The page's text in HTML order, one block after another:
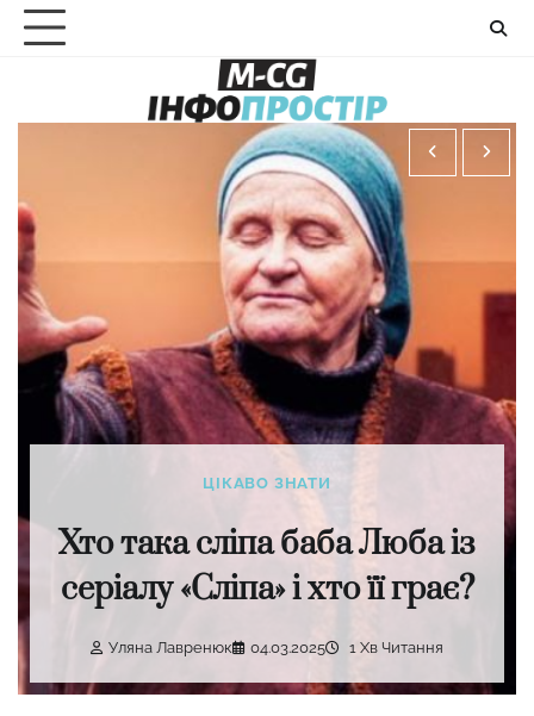
Перейти
ЦІКАВО ЗНАТИ
Хто така сліпа баба Люба із
серіалу «Сліпа» і хто її грає?
Уляна Лавренюк 04.03.2025 1 Хв Читання